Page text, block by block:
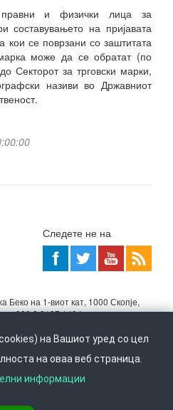
и физички лица за
на пријавата
кои се поврзани со заштитата
може да се обратат (по
Секторот за трговски марки,
називи во Државниот
Следете не на
Беко на 1-виот кат, 1000 Скопје,
+389 2 3137 149 |
©2026 . · Privacy· Terms
на Вашиот уред со цел
на оваа веб страница.
информации